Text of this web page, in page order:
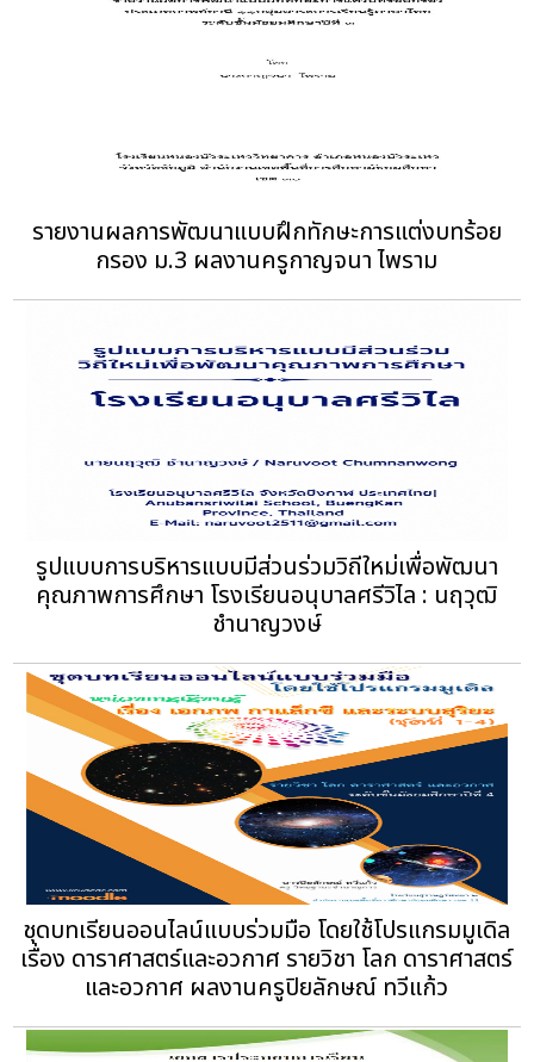
รายงานผลการพัฒนาแบบฝึกทักษะการแต่งบทร้อย
กรอง ม.3 ผลงานครูกาญจนา ไพราม
รูปแบบการบริหารแบบมีส่วนร่วมวิถีใหม่เพื่อพัฒนา
คุณภาพการศึกษา โรงเรียนอนุบาลศรีวิไล : นฤวุฒิ
ชำนาญวงษ์
ชุดบทเรียนออนไลน์แบบร่วมมือ โดยใช้โปรแกรมมูเดิล
เรื่อง ดาราศาสตร์และอวกาศ รายวิชา โลก ดาราศาสตร์
และอวกาศ ผลงานครูปิยลักษณ์ ทวีแก้ว